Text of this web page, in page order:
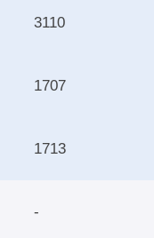
3110
1707
1713
-